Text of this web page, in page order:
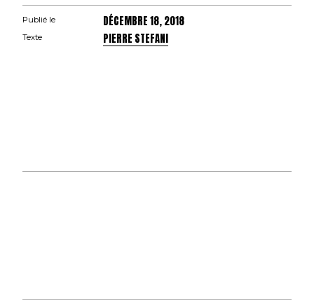
Publié le DÉCEMBRE 18, 2018
Texte PIERRE STEFANI